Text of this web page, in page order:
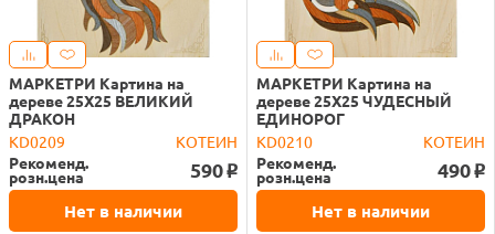
МАРКЕТРИ Картина на
дереве 25X25 ВЕЛИКИЙ
ДРАКОН
KD0209
КОТЕИН
Рекоменд.
розн.цена 590 o
Нет в наличии
МАРКЕТРИ Картина на
дереве 25X25 ЧУДЕСНЫЙ
ЕДИНОРОГ
KD0210
КОТЕИН
Рекоменд.
розн.цена 490 o
Нет в наличии